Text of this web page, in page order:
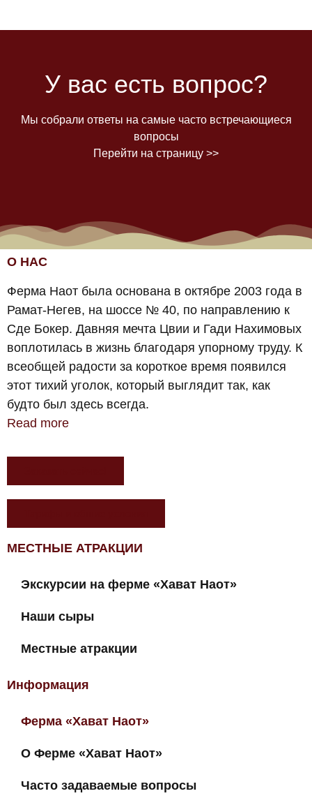
У вас есть вопрос?
Мы собрали ответы на самые часто встречающиеся
вопросы
Перейти на страницу >>
О НАС
Ферма Наот была основана в октябре 2003 года в
Рамат-Негев, на шоссе № 40, по направлению к
Сде Бокер. Давняя мечта Цвии и Гади Нахимовых
воплотилась в жизнь благодаря упорному труду. К
всеобщей радости за короткое время появился
этот тихий уголок, который выглядит так, как
будто был здесь всегда.
Read more
МЕСТНЫЕ АТРАКЦИИ
Экскурсии на ферме «Хават Наот»
Наши сыры
Местные атракции
Информация
Ферма «Хават Наот»
О Ферме «Хават Наот»
Часто задаваемые вопросы